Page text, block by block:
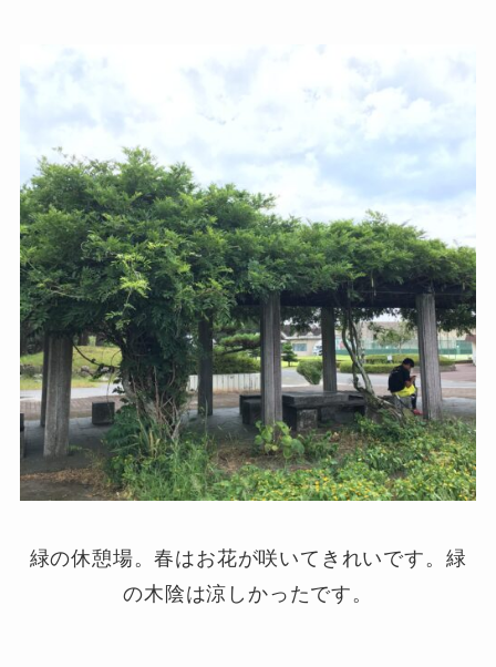
緑の休憩場。春はお花が咲いてきれいです。緑
の木陰は涼しかったです。